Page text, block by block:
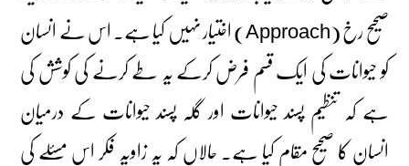
صحیح رخ (Approach) اختیار نہیں کیا ہے۔ اس نے انسان
کو حیوانات کی ایک قسم فرض کرکے یہ طے کرنے کی کوشش کی
ہے کہ تنظیم پسند حیوانات اور گلہ پسند حیوانات کے درمیان
انسان کا صحیح مقام کیا ہے۔ حالاں کہ یہ زاویہ فکر اس مسئلے کی